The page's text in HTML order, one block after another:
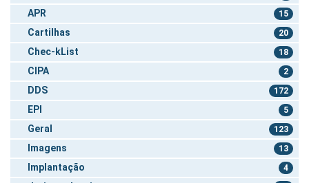
APR 15
Cartilhas 20
Chec-kList 18
CIPA 2
DDS 172
EPI 5
Geral 123
Imagens 13
Implantação 4